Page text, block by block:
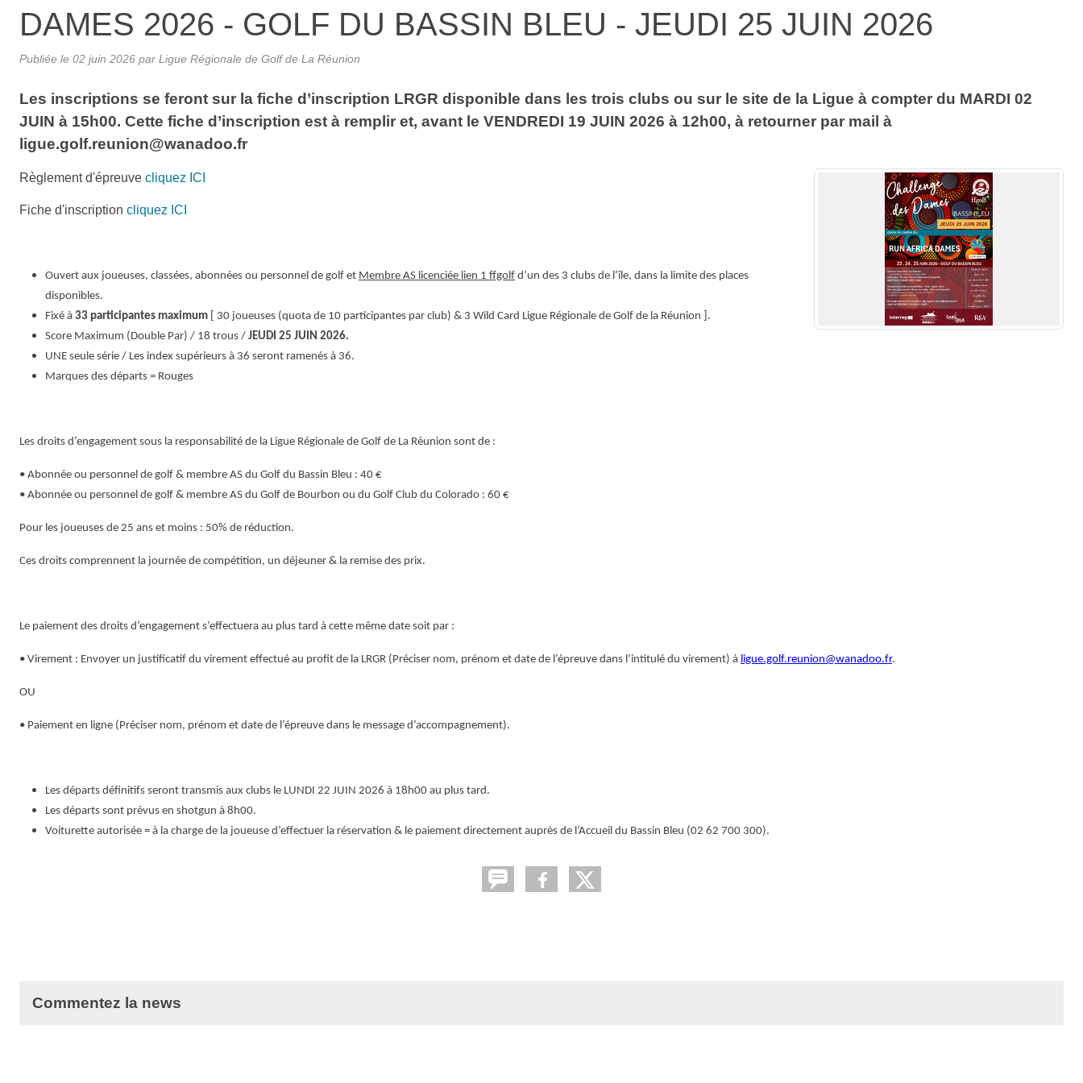
DAMES 2026 - GOLF DU BASSIN BLEU - JEUDI 25 JUIN 2026
Publiée le 02 juin 2026 par Ligue Régionale de Golf de La Réunion
Les inscriptions se feront sur la fiche d’inscription LRGR disponible dans les trois clubs ou sur le site de la Ligue à compter du MARDI 02
JUIN à 15h00. Cette fiche d’inscription est à remplir et, avant le VENDREDI 19 JUIN 2026 à 12h00, à retourner par mail à
ligue.golf.reunion@wanadoo.fr
Règlement d'épreuve cliquez ICI
Fiche d'inscription cliquez ICI
Ouvert aux joueuses, classées, abonnées ou personnel de golf et Membre AS licenciée lien 1 ffgolf d’un des 3 clubs de l’île, dans la limite des places
disponibles.
Fixé à 33 participantes maximum [ 30 joueuses (quota de 10 participantes par club) & 3 Wild Card Ligue Régionale de Golf de la Réunion ].
Score Maximum (Double Par) / 18 trous / JEUDI 25 JUIN 2026.
UNE seule série / Les index supérieurs à 36 seront ramenés à 36.
Marques des départs = Rouges
Les droits d’engagement sous la responsabilité de la Ligue Régionale de Golf de La Réunion sont de :
• Abonnée ou personnel de golf & membre AS du Golf du Bassin Bleu : 40 €
• Abonnée ou personnel de golf & membre AS du Golf de Bourbon ou du Golf Club du Colorado : 60 €
Pour les joueuses de 25 ans et moins : 50% de réduction.
Ces droits comprennent la journée de compétition, un déjeuner & la remise des prix.
Le paiement des droits d’engagement s’effectuera au plus tard à cette même date soit par :
• Virement : Envoyer un justificatif du virement effectué au profit de la LRGR (Préciser nom, prénom et date de l’épreuve dans l’intitulé du virement) à ligue.golf.reunion@wanadoo.fr.
OU
• Paiement en ligne (Préciser nom, prénom et date de l’épreuve dans le message d’accompagnement).
Les départs définitifs seront transmis aux clubs le LUNDI 22 JUIN 2026 à 18h00 au plus tard.
Les départs sont prévus en shotgun à 8h00.
Voiturette autorisée = à la charge de la joueuse d’effectuer la réservation & le paiement directement auprès de l’Accueil du Bassin Bleu (02 62 700 300).
Commentez la news